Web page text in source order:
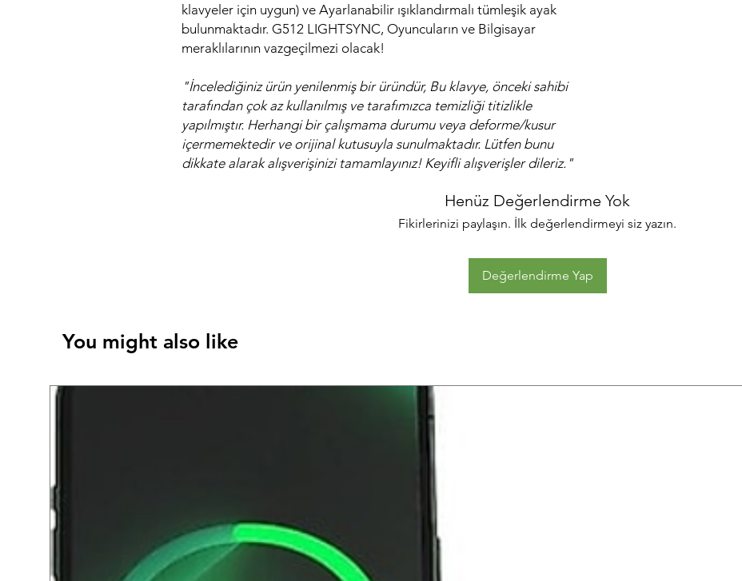
klavyeler için uygun) ve Ayarlanabilir ışıklandırmalı tümleşik ayak
bulunmaktadır. G512 LIGHTSYNC, Oyuncuların ve Bilgisayar
meraklılarının vazgeçilmezi olacak!
"İncelediğiniz ürün yenilenmiş bir üründür, Bu klavye, önceki sahibi
tarafından çok az kullanılmış ve tarafımızca temizliği titizlikle
yapılmıştır. Herhangi bir çalışmama durumu veya deforme/kusur
içermemektedir ve orijinal kutusuyla sunulmaktadır. Lütfen bunu
dikkate alarak alışverişinizi tamamlayınız! Keyifli alışverişler dileriz."
Henüz Değerlendirme Yok
Fikirlerinizi paylaşın. İlk değerlendirmeyi siz yazın.
Değerlendirme Yap
You might also like